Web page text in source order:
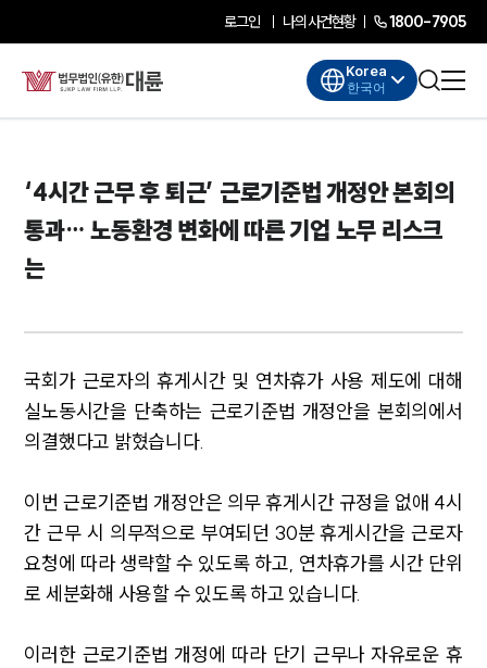
로그인 나의사건현황 1800-7905
Korea
한국어
‘4시간 근무 후 퇴근’ 근로기준법 개정안 본회의
통과… 노동환경 변화에 따른 기업 노무 리스크
는
국회가 근로자의 휴게시간 및 연차휴가 사용 제도에 대해
실노동시간을 단축하는 근로기준법 개정안을 본회의에서
의결했다고 밝혔습니다.
이번 근로기준법 개정안은 의무 휴게시간 규정을 없애 4시
간 근무 시 의무적으로 부여되던 30분 휴게시간을 근로자
요청에 따라 생략할 수 있도록 하고, 연차휴가를 시간 단위
로 세분화해 사용할 수 있도록 하고 있습니다.
이러한 근로기준법 개정에 따라 단기 근무나 자유로운 휴